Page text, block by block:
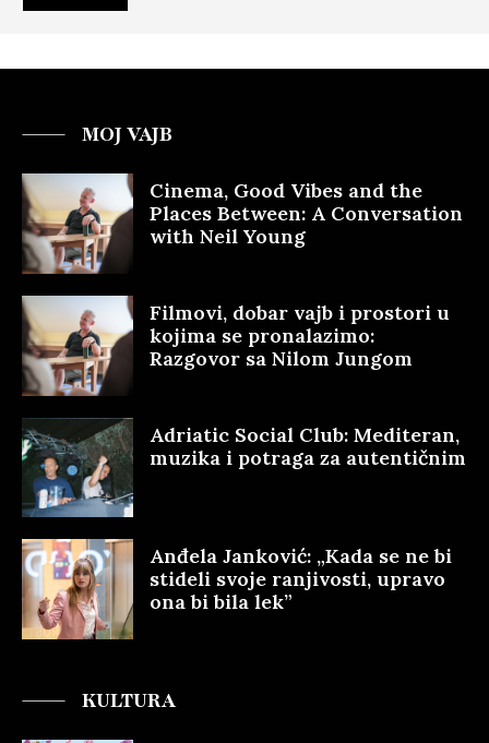
MOJ VAJB
Cinema, Good Vibes and the
Places Between: A Conversation
with Neil Young
Filmovi, dobar vajb i prostori u
kojima se pronalazimo:
Razgovor sa Nilom Jungom
Adriatic Social Club: Mediteran,
muzika i potraga za autentičnim
Anđela Janković: „Kada se ne bi
stideli svoje ranjivosti, upravo
ona bi bila lek”
KULTURA